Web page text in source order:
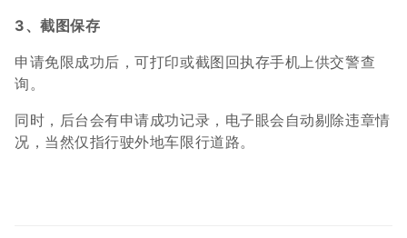
3、截图保存
申请免限成功后，可打印或截图回执存手机上供交警查
询。
同时，后台会有申请成功记录，电子眼会自动剔除违章情
况，当然仅指行驶外地车限行道路。